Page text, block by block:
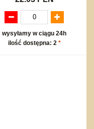
wysyłamy w ciągu 24h
ilość dostępna: 2 *